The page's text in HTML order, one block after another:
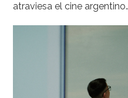
atraviesa el cine